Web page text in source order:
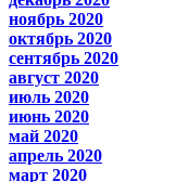
ноябрь 2020
октябрь 2020
сентябрь 2020
август 2020
июль 2020
июнь 2020
май 2020
апрель 2020
март 2020